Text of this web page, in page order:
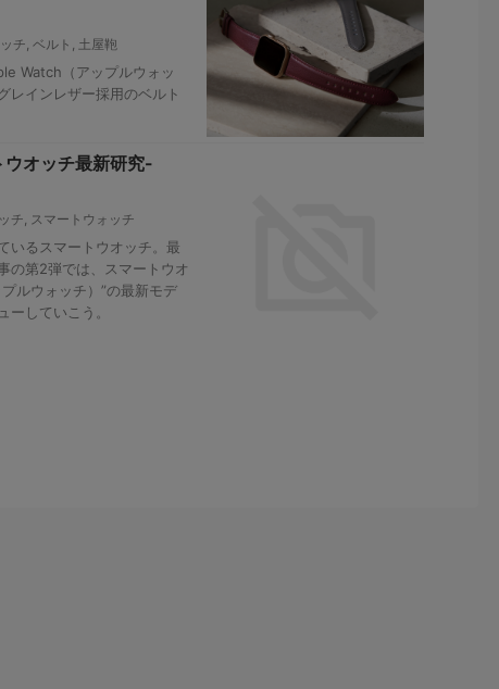
チ, ベルト , 土屋鞄
Watch（アップルウォッ
レインレザー採用のベルト
オッチ最新研究-
チ, スマートウォッチ
いるスマートウオッチ。最
の第2弾では、スマートウオ
ルウォッチ）”の最新モデ
ーしていこう。